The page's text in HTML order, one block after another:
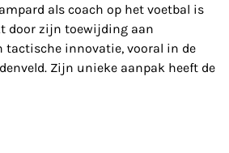
als coach op het voetbal is
door zijn toewijding aan
tactische innovatie, vooral in de
Zijn unieke aanpak heeft de